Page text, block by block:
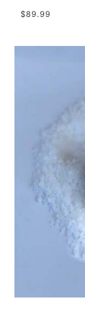
$89.99